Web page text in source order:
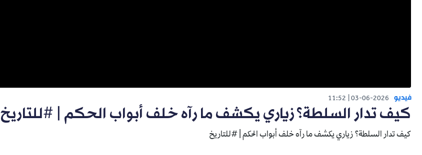
فيديو 03-06-2026
11:52
كيف تدار السلطة؟ زياري يكشف ما رآه خلف أبواب الحكم | #للتاريخ
كيف تدار السلطة؟ زياري يكشف ما رآه خلف أبواب الحكم | #للتاريخ